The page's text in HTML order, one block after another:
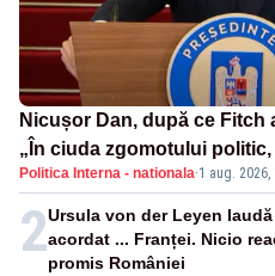
Nicușor Dan, după ce Fitch
„În ciuda zgomotului
Politica Interna - nationala·1 aug. 2026,
2Ursula von der Leyen
acordat ... Franței. Nicio
promis României